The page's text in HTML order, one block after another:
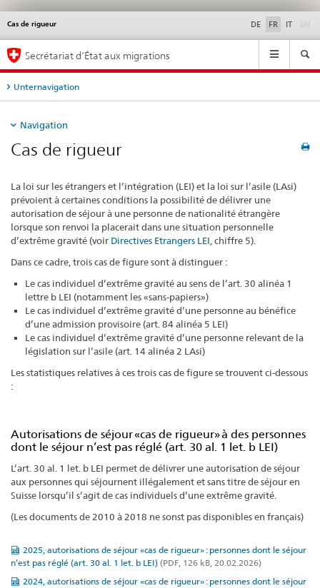
Cas de rigueur DE FR IT
Service
Navigation
Secrétariat d’État aux migrations
Unternavigation
Navigation
Cas de rigueur
La loi sur les étrangers et l’intégration (LEI) et la loi sur l’asile (LAsi)
prévoient à certaines conditions la possibilité de délivrer une
autorisation de séjour à une personne de nationalité étrangère
lorsque son renvoi la placerait dans une situation personnelle
d’extrême gravité (voir Directives Etrangers LEI , chiffre 5).
Dans ce cadre, trois cas de figure sont à distinguer :
Le cas individuel d’extrême gravité au sens de l’art. 30 alinéa 1
lettre b LEI (notamment les «sans-papiers»)
Le cas individuel d’extrême gravité d’une personne au bénéfice
d’une admission provisoire (art. 84 alinéa 5 LEI)
Le cas individuel d’extrême gravité d’une personne relevant de la
législation sur l’asile (art. 14 alinéa 2 LAsi)
Les statistiques relatives à ces trois cas de figure se trouvent ci-dessous
:
Autorisations de séjour «cas de rigueur» à des personnes
dont le séjour n’est pas réglé (art. 30 al. 1 let. b LEI)
L’art. 30 al. 1 let. b LEI permet de délivrer une autorisation de séjour
aux personnes qui séjournent illégalement et sans titre de séjour en
Suisse lorsqu’il s’agit de cas individuels d’une extrême gravité.
(Les documents de 2010 à 2018 ne sonst pas disponibles en français)
2025, autorisations de séjour «cas de rigueur» : personnes dont le séjour
n’est pas réglé (art. 30 al. 1 let. b LEI) (PDF, 126 kB, 20.02.2026)
2024, autorisations de séjour «cas de rigueur» : personnes dont le séjour